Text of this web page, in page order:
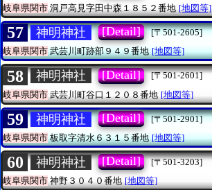
岐阜県関市洞戸高見字田中森１８５２番地 [地図等]
57 神明神社 [Detail]
[〒501-2605]
岐阜県関市武芸川町跡部９４９番地 [地図等]
58 神明神社 [Detail]
[〒501-2601]
岐阜県関市 武芸川町谷口１２０８番地 [地図等]
59 神明神社 [Detail]
[〒501-2901]
岐阜県関市板取字清水６３１５番地 [地図等]
60 神明神社 [Detail]
[〒501-3203]
岐阜県関市神野３０４０番地 [地図等]